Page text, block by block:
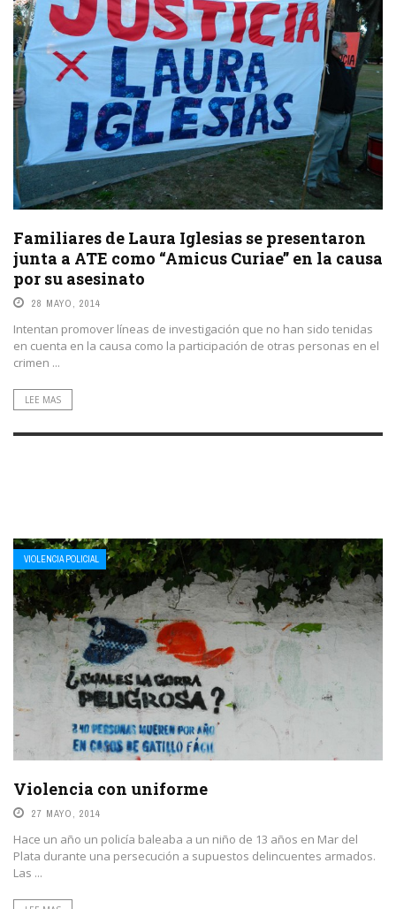
Familiares de Laura Iglesias se presentaron
junta a ATE como “Amicus Curiae” en la causa
por su asesinato
28 MAYO, 2014
Intentan promover líneas de investigación que no han sido tenidas
en cuenta en la causa como la participación de otras personas en el
crimen ...
LEE MAS
VIOLENCIA POLICIAL
Violencia con uniforme
27 MAYO, 2014
Hace un año un policía baleaba a un niño de 13 años en Mar del
Plata durante una persecución a supuestos delincuentes armados.
Las ...